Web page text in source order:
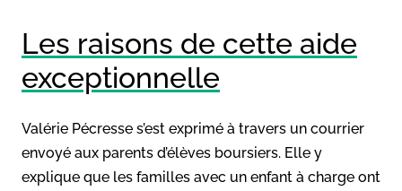
Les raisons de cette aide
exceptionnelle
Valérie Pécresse s’est exprimé à travers un courrier
envoyé aux parents d’élèves boursiers. Elle y
explique que les familles avec un enfant à charge ont